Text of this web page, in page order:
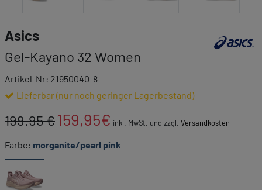
Asics
Gel-Kayano 32 Women
Artikel-Nr: 21950040-8
Lieferbar (nur noch geringer Lagerbestand)
199.95 €159,95€ inkl. MwSt. und zzgl. Versandkosten
Farbe: morganite/pearl pink